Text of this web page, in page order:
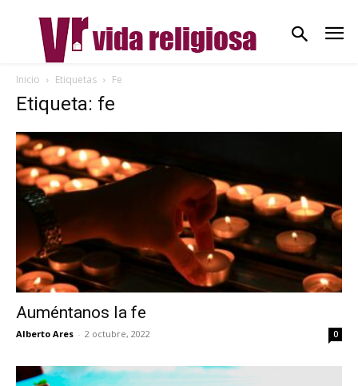
Inicio Etiquetas Fe
Etiqueta: fe
Auméntanos la fe
Alberto Ares - 2 octubre, 2022 0